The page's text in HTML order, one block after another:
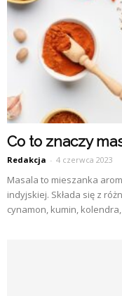
Co to znaczy
Redakcja - 4 czerwca 2023
Masala to mieszanka
indyjskiej. Składa się z
cynamon, kumin,